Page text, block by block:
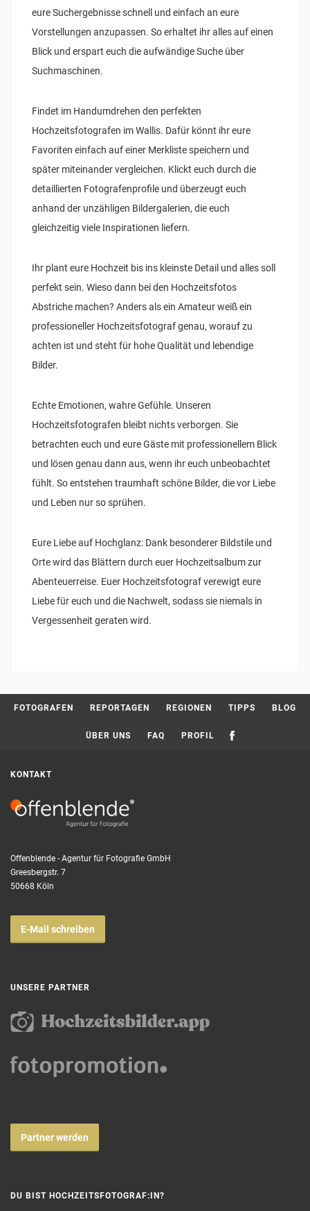
eure Suchergebnisse schnell und einfach an eure
Vorstellungen anzupassen. So erhaltet ihr alles auf einen
Blick und erspart euch die aufwändige Suche über
Suchmaschinen.
Findet im Handumdrehen den perfekten
Hochzeitsfotografen im Wallis. Dafür könnt ihr eure
Favoriten einfach auf einer Merkliste speichern und
später miteinander vergleichen. Klickt euch durch die
detaillierten Fotografenprofile und überzeugt euch
anhand der unzähligen Bildergalerien, die euch
gleichzeitig viele Inspirationen liefern.
Ihr plant eure Hochzeit bis ins kleinste Detail und alles soll
perfekt sein. Wieso dann bei den Hochzeitsfotos
Abstriche machen? Anders als ein Amateur weiß ein
professioneller Hochzeitsfotograf genau, worauf zu
achten ist und steht für hohe Qualität und lebendige
Bilder.
Echte Emotionen, wahre Gefühle. Unseren
Hochzeitsfotografen bleibt nichts verborgen. Sie
betrachten euch und eure Gäste mit professionellem Blick
und lösen genau dann aus, wenn ihr euch unbeobachtet
fühlt. So entstehen traumhaft schöne Bilder, die vor Liebe
und Leben nur so sprühen.
Eure Liebe auf Hochglanz: Dank besonderer Bildstile und
Orte wird das Blättern durch euer Hochzeitsalbum zur
Abenteuerreise. Euer Hochzeitsfotograf verewigt eure
Liebe für euch und die Nachwelt, sodass sie niemals in
Vergessenheit geraten wird.
FOTOGRAFEN REPORTAGEN REGIONEN TIPPS BLOG
ÜBER UNS FAQ PROFIL
KONTAKT
Offenblende - Agentur für Fotografie GmbH
Greesbergstr. 7
50668 Köln
E-Mail schreiben
UNSERE PARTNER
Partner werden
DU BIST HOCHZEITSFOTOGRAF:IN?